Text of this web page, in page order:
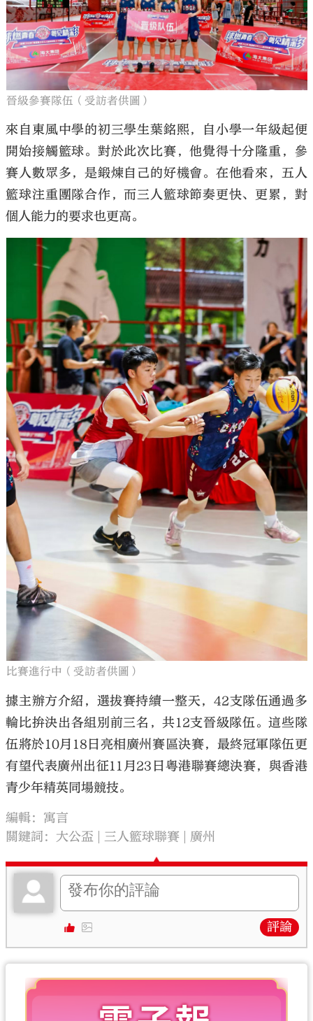
晉級參賽隊伍（受訪者供圖）
來自東風中學的初三學生葉銘熙，自小學一年級起便
開始接觸籃球。對於此次比賽，他覺得十分隆重，參
賽人數眾多，是鍛煉自己的好機會。在他看來，五人
籃球注重團隊合作，而三人籃球節奏更快、更累，對
個人能力的要求也更高。
比賽進行中（受訪者供圖）
據主辦方介紹，選拔賽持續一整天，42支隊伍通過多
輪比拚決出各組別前三名，共12支晉級隊伍。這些隊
伍將於10月18日亮相廣州賽區決賽，最終冠軍隊伍更
有望代表廣州出征11月23日粵港聯賽總決賽，與香港
青少年精英同場競技。
編輯：寓言
關鍵詞： 大公盃 三人籃球聯賽 廣州
評論